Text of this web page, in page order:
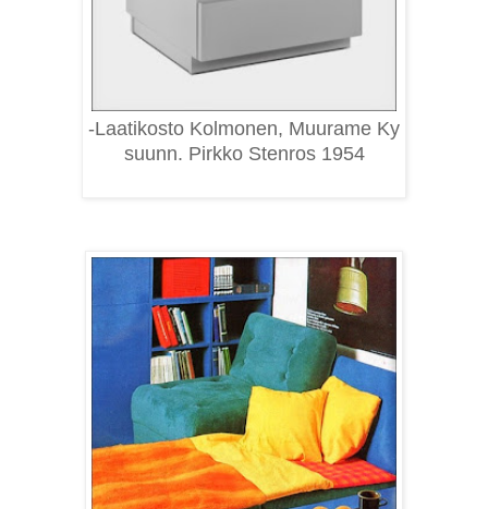
-Laatikosto Kolmonen, Muurame Ky
suunn. Pirkko Stenros 1954